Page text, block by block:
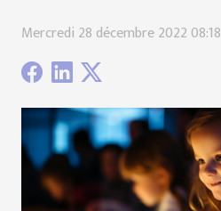
Mercredi 28 décembre 2022 08:18